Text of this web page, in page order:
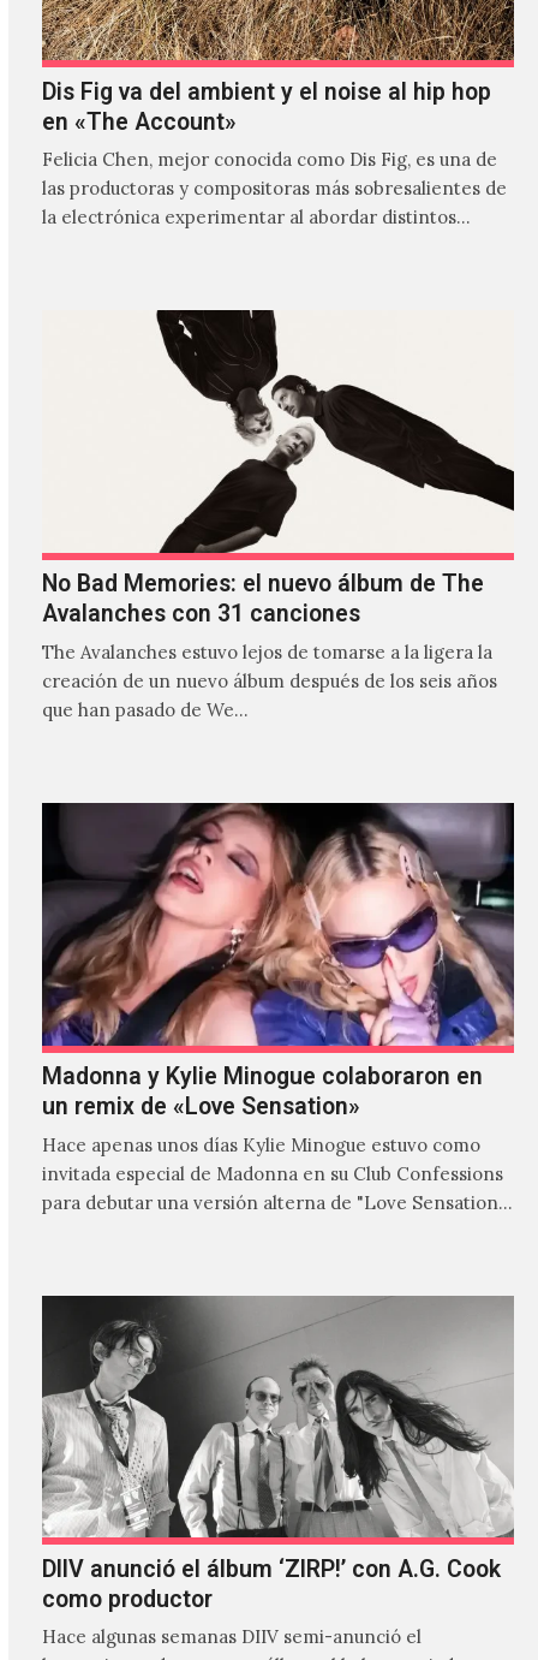
Dis Fig va del ambient y el noise al hip hop
en «The Account»
Felicia Chen, mejor conocida como Dis Fig, es una de
las productoras y compositoras más sobresalientes de
la electrónica experimentar al abordar distintos
No Bad Memories: el nuevo álbum de The
Avalanches con 31 canciones
The Avalanches estuvo lejos de tomarse a la ligera la
creación de un nuevo álbum después de los seis años
que han pasado de We…
Madonna y Kylie Minogue colaboraron en
un remix de «Love Sensation»
Hace apenas unos días Kylie Minogue estuvo como
invitada especial de Madonna en su Club Confessions
para debutar una versión alterna de "Love Sensation",
DIIV anunció el álbum ‘ZIRP!’ con A.G. Cook
como productor
Hace algunas semanas DIIV semi-anunció el